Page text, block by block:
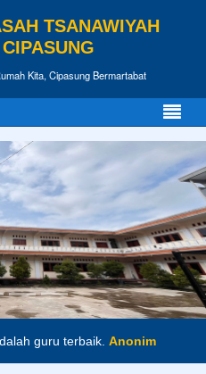
TSANAWIYAH
CIPASUNG
Kita, Cipasung Bermartabat
guru terbaik. Anonim